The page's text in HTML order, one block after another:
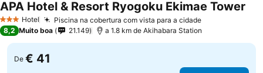
3 EstrelasHotel Piscina na cobertura com vista para a cidade
APA Hotel & Resort Ryogoku Ekimae Tower
8,2 Muito boa 21.149 a 1.8 km de Akihabara Station
De € 41